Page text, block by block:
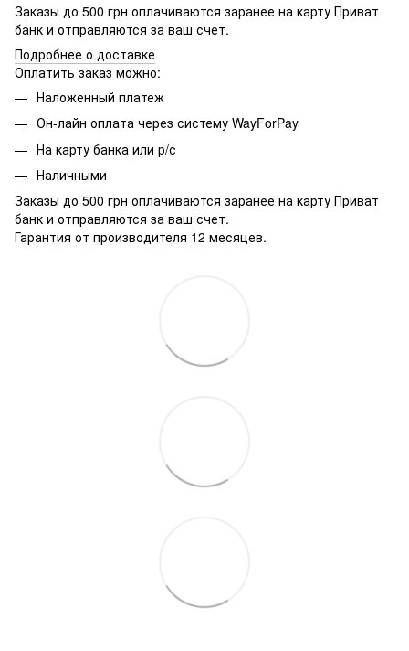
Заказы до 500 грн оплачиваются заранее на карту Приват
банк и отправляются за ваш счет.
Подробнее о доставке
Оплатить заказ можно:
Наложенный платеж
Он-лайн оплата через систему WayForPay
На карту банка или р/с
Наличными
Заказы до 500 грн оплачиваются заранее на карту Приват
банк и отправляются за ваш счет.
Гарантия от производителя 12 месяцев.